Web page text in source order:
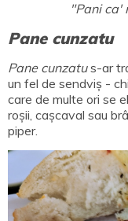
"Pani ca'
Pane cunzatu
Pane cunzatus-ar
un fel de sendviș -
care de multe ori se
roșii, cașcaval sau
piper.